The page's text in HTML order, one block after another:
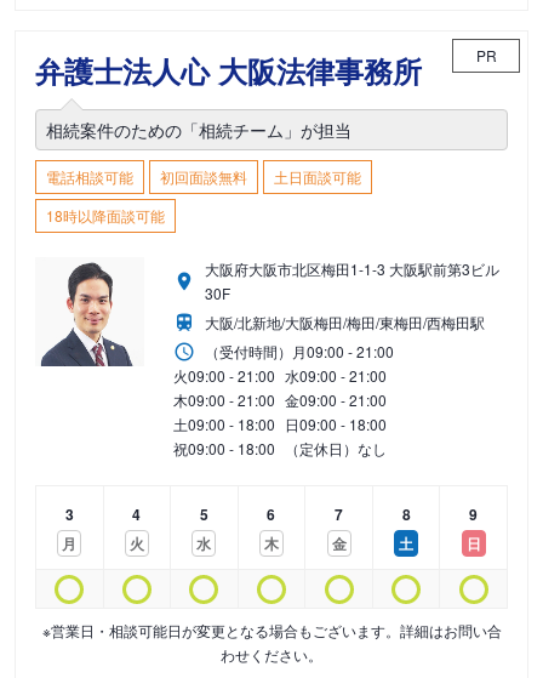
弁護士法人心 大阪法律事務所 PR
相続案件のための「相続チーム」が担当
電話相談可能 初回面談無料
土日面談可能
18時以降面談可能
大阪府大阪市北区梅田1-1-3 大阪駅前第3ビル
30F
大阪/北新地/大阪梅田/梅田/東梅田/西梅田駅
（受付時間） 月09:00 - 21:00
火09:00 - 21:00 水09:00 - 21:00
木09:00 - 21:00 金09:00 - 21:00
土09:00 - 18:00 日09:00 - 18:00
祝09:00 - 18:00 （定休日）なし
3
月
4
火
5
水
6
木
7
金
8
土
9
日
※営業日・相談可能日が変更となる場合もございます。詳細はお問い合
わせください。